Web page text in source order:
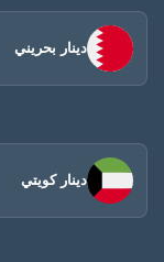
دينار بحريني
دينار كويتي